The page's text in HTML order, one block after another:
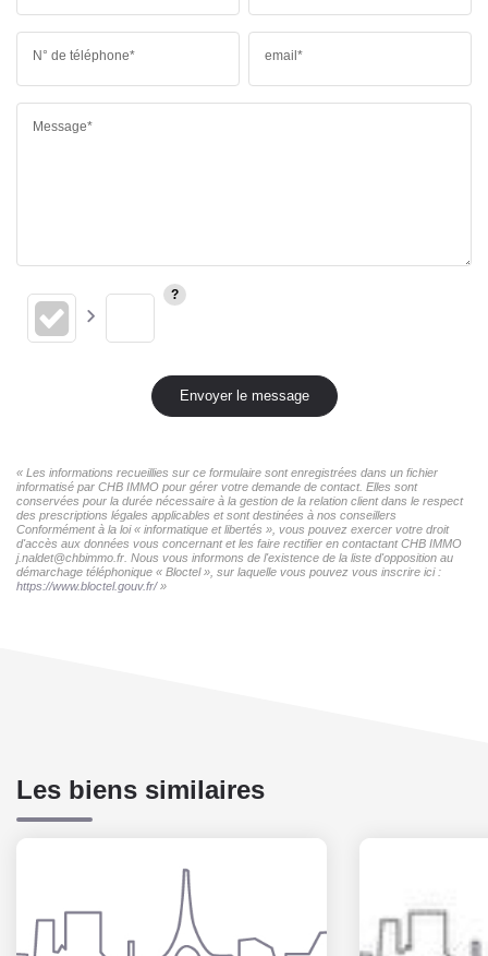
N° de téléphone* email*
Message*
Envoyer le message
« Les informations recueillies sur ce formulaire sont enregistrées dans un fichier
informatisé par CHB IMMO pour gérer votre demande de contact. Elles sont
conservées pour la durée nécessaire à la gestion de la relation client dans le respect
des prescriptions légales applicables et sont destinées à nos conseillers
Conformément à la loi « informatique et libertés », vous pouvez exercer votre droit
d'accès aux données vous concernant et les faire rectifier en contactant CHB IMMO
j.naldet@chbimmo.fr. Nous vous informons de l'existence de la liste d'opposition au
démarchage téléphonique « Bloctel », sur laquelle vous pouvez vous inscrire ici :
https://www.bloctel.gouv.fr/»
Les biens similaires